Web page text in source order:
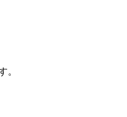
。